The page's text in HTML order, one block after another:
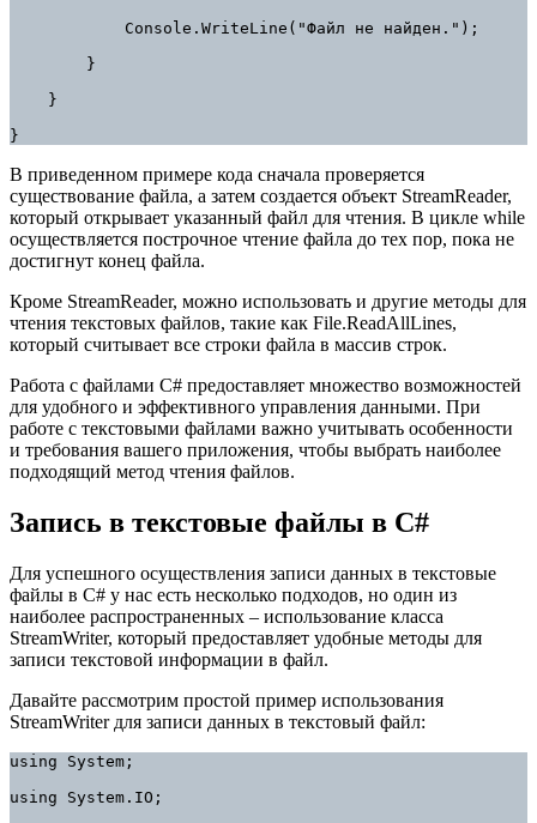
Console.WriteLine("Файл не найден.");
}
}
}
В приведенном примере кода сначала проверяется
существование файла, а затем создается объект StreamReader,
который открывает указанный файл для чтения. В цикле while
осуществляется построчное чтение файла до тех пор, пока не
достигнут конец файла.
Кроме StreamReader, можно использовать и другие методы для
чтения текстовых файлов, такие как File.ReadAllLines,
который считывает все строки файла в массив строк.
Работа с файлами C# предоставляет множество возможностей
для удобного и эффективного управления данными. При
работе с текстовыми файлами важно учитывать особенности
и требования вашего приложения, чтобы выбрать наиболее
подходящий метод чтения файлов.
Запись в текстовые файлы в C#
Для успешного осуществления записи данных в текстовые
файлы в C# у нас есть несколько подходов, но один из
наиболее распространенных – использование класса
StreamWriter, который предоставляет удобные методы для
записи текстовой информации в файл.
Давайте рассмотрим простой пример использования
StreamWriter для записи данных в текстовый файл:
using System;
using System.IO;